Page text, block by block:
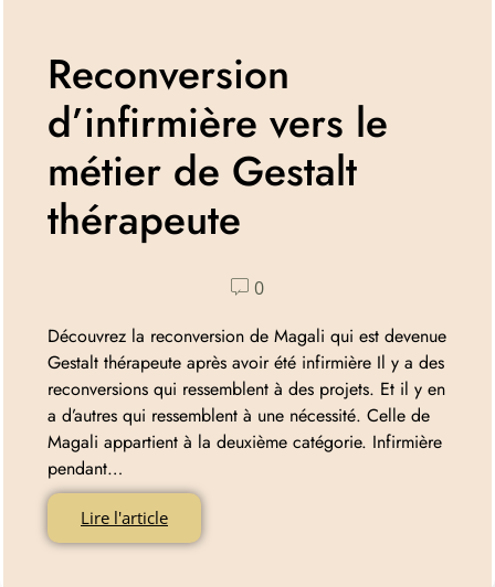
Reconversion
d’infirmière vers le
métier de Gestalt
thérapeute
0
Découvrez la reconversion de Magali qui est devenue
Gestalt thérapeute après avoir été infirmière Il y a des
reconversions qui ressemblent à des projets. Et il y en
a d’autres qui ressemblent à une nécessité. Celle de
Magali appartient à la deuxième catégorie. Infirmière
pendant…
Lire l'article